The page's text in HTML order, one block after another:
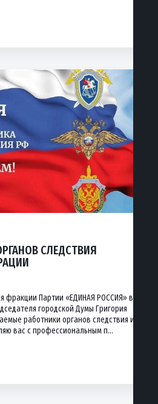
СЛЕДСТВИЯ
фракции Партии «ЕДИНАЯ РОССИЯ» в
городской Думы Григория
работники органов следствия и
вас с профессиональным п...